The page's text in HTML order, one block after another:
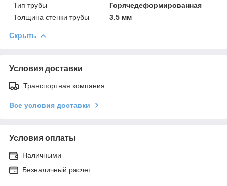
Тип трубы
Горячедеформированная
Толщина стенки трубы
3.5 мм
Скрыть
Условия доставки
Транспортная компания
Все условия доставки
Условия оплаты
Наличными
Безналичный расчет